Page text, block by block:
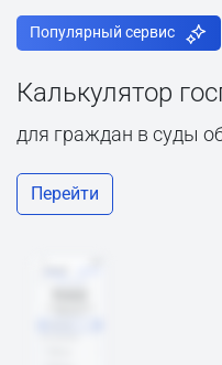
Популярный сервис
Калькулятор
для граждан в суды
Перейти